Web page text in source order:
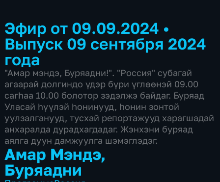
Эфир от 09.09.2024 •
Выпуск 09 сентября 2024
года
"Амар мэндэ, Буряадни!". "Россия" субагай
агаарай долгиндо үдэр бүри үглөөнэй 09.00
сагhаа 10.00 болотор зэдэлжэ байдаг. Буряад
Уласай hүүлэй hонинууд, hонин зонтой
уулзалганууд, тусхай репортажууд харагшадай
анхаралда дурадхагдадаг. Жэнхэни буряад
аялга дуун дамжуулга шэмэглэдэг.
Амар Мэндэ,
Буряадни